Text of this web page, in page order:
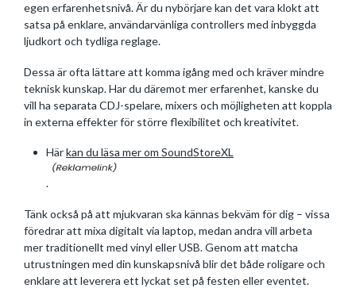
egen erfarenhetsnivå. Är du nybörjare kan det vara klokt att
satsa på enklare, användarvänliga controllers med inbyggda
ljudkort och tydliga reglage.
Dessa är ofta lättare att komma igång med och kräver mindre
teknisk kunskap. Har du däremot mer erfarenhet, kanske du
vill ha separata CDJ-spelare, mixers och möjligheten att koppla
in externa effekter för större flexibilitet och kreativitet.
Härkan du läsa mer om SoundStoreXL
.
Tänk också på att mjukvaran ska kännas bekväm för dig – vissa
föredrar att mixa digitalt via laptop, medan andra vill arbeta
mer traditionellt med vinyl eller USB. Genom att matcha
utrustningen med din kunskapsnivå blir det både roligare och
enklare att leverera ett lyckat set på festen eller eventet.